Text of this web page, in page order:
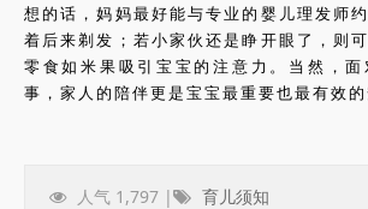
想的话，妈妈最好能与专业的婴儿理发师
着后来剃发；若小家伙还是睁开眼了，则
零食如米果吸引宝宝的注意力。当然，
事，家人的陪伴更是宝宝最重要也最有效的
人气 1,797 | 育儿须知